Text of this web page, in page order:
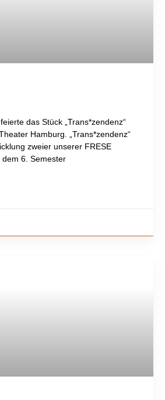
das Stück „Trans*zendenz“
Hamburg. „Trans*zendenz“
zweier unserer FRESE
6. Semester